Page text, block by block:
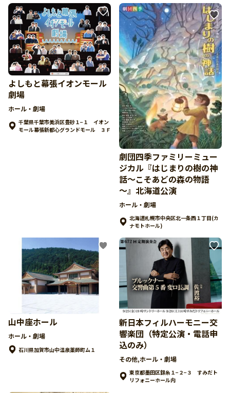
よしもと幕張イオンモール
劇場
ホール・劇場
千葉県千葉市美浜区豊砂１−１ イオン
モール幕張新都心グランドモール ３Ｆ
劇団四季ファミリーミュー
ジカル『はじまりの樹の神
話～こそあどの森の物語
～』北海道公演
ホール・劇場
北海道札幌市中央区北一条西１丁目(カ
ナモトホール)
山中座ホール
ホール・劇場
石川県加賀市山中温泉薬師町ム１
新日本フィルハーモニー交
響楽団（特定公演・電話申
込のみ）
その他,ホール・劇場
東京都墨田区錦糸１−２−３ すみだト
リフォニーホール内